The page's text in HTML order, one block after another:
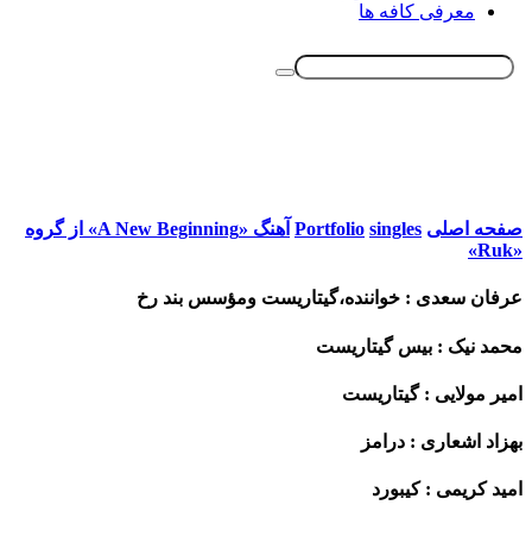
معرفی کافه ها
صفحه اصلی Portfolio singles
آهنگ «A New Beginning» از گروه
«Ruk»
عرفان سعدی : خواننده،گیتاریست ومؤسس بند رخ
محمد نیک : بیس گیتاریست
امیر مولایی : گیتاریست
بهزاد اشعاری : درامز
امید کریمی : کیبورد